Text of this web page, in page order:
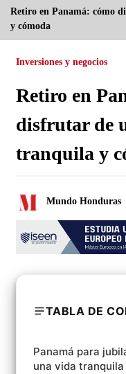
Retiro en Panamá: cómo
y cómoda
Inversiones y negocios
Retiro en
disfrutar de
tranquila y
Mundo Honduras
TABLA DE
Panamá para
una vida tranquila